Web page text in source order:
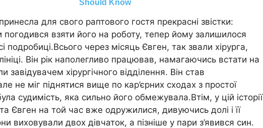
для свого раптового гостя прекрасні звістки:
погодився взяти його на роботу, тепер йому залишилося
подробиці.Всього через місяць Євген, так звали хірурга,
Він рік наполегливо працював, намагаючись встати на
завідувачем хірургічного відділення. Він став
не міг піднятися вище по кар’єрних сходах з простої
судимість, яка сильно його обмежувала.Втім, у цій історії
Євген на той час вже одружилися, дивуючись долі і її
виховували двох дівчаток, а пізніше у пари з’явився син.